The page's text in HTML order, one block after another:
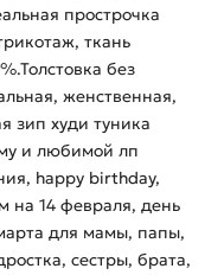
прострочка
ткань
без
женственная,
зип худи туника
и любимой лп
happy birthday,
на 14 февраля, день
для мамы, папы,
сестры, брата,